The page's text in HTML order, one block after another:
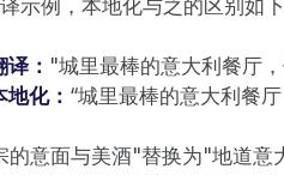
示例，本地化与之的区别如下
： "城里最棒的意大利餐厅
化： “城里最棒的意大利餐
的意面与美酒"替换为"地道